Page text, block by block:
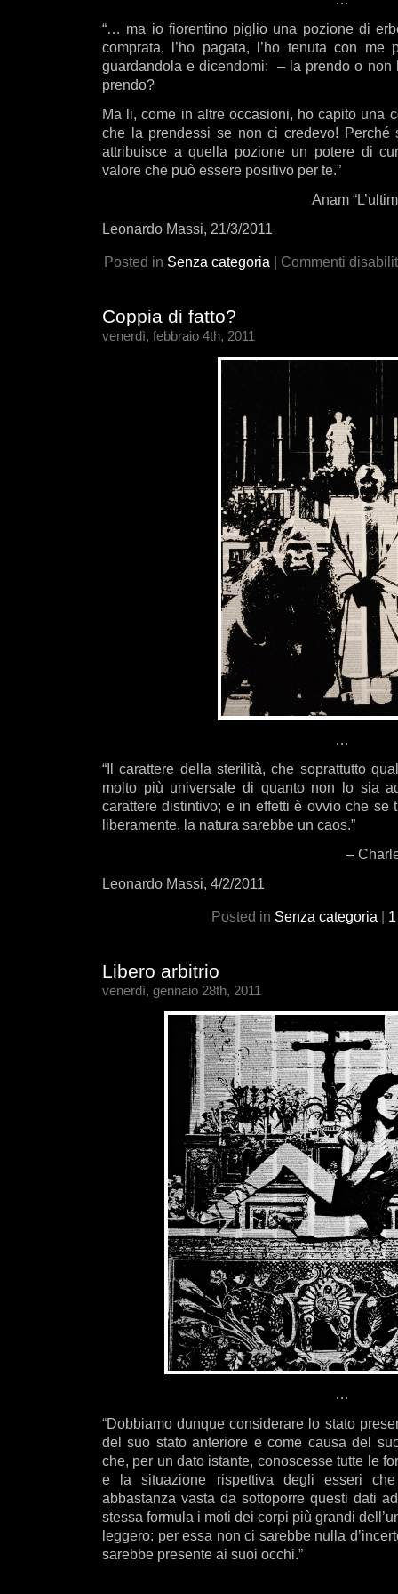
“… ma io fiorentino piglio una pozione di
comprata, l’ho pagata, l’ho tenuta con me
guardandola e dicendomi: – la prendo o non
prendo?
Ma li, come in altre occasioni, ho capito una
che la prendessi se non ci credevo! Perché
attribuisce a quella pozione un potere di
valore che può essere positivo per te.”
Anam
Leonardo Massi, 21/3/2011
Posted in Senza categoria | Commenti
Coppia di fatto?
venerdì, febbraio 4th, 2011
…
“Il carattere della sterilità, che soprattutto
molto più universale di quanto non lo sia
carattere distintivo; e in effetti è ovvio che se
liberamente, la natura sarebbe un caos.”
–
Leonardo Massi, 4/2/2011
Posted in Senza categoria |
Libero arbitrio
venerdì, gennaio 28th, 2011
…
“Dobbiamo dunque considerare lo stato
del suo stato anteriore e come causa del
che, per un dato istante, conoscesse tutte le
e la situazione rispettiva degli esseri
abbastanza vasta da sottoporre questi dati
stessa formula i moti dei corpi più grandi
leggero: per essa non ci sarebbe nulla
sarebbe presente ai suoi occhi.”